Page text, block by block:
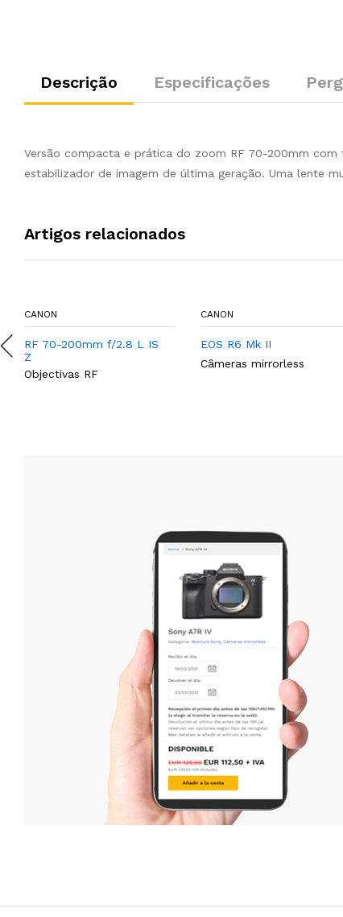
Descrição Especificações
Versão compacta e prática do zoom RF 70-200mm
estabilizador de imagem de última geração. Uma lente
Artigos relacionados
CANON
RF 70-200mm f/2.8 L IS
Z
Objectivas RF
CANON
EOS R6 Mk II
Câmeras mirrorless